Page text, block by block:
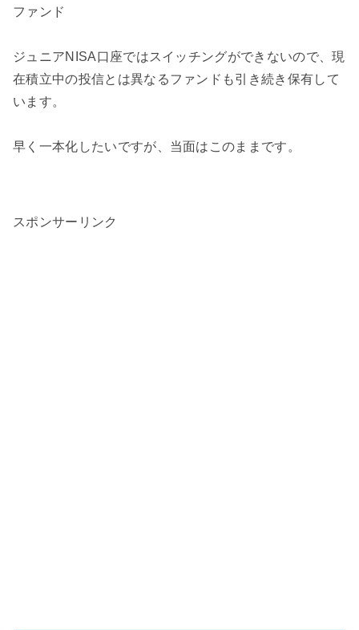
ファンド
ジュニアNISA口座ではスイッチングができないので、現
在積立中の投信とは異なるファンドも引き続き保有して
います。
早く一本化したいですが、当面はこのままです。
スポンサーリンク